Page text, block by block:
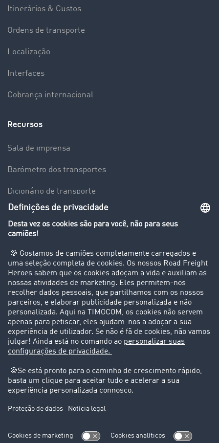
Itinerários & Custos
Ordens de transporte
Localização
Interfaces
Cobrança internacional
Recursos
Sala de imprensa
Barómetro dos transportes
Dicionário de transporte
Visão geral da Bolsa de Cargas
Clientes recomendam clientes
Casos de sucesso
Suporte
Suporte
Avisos legais
Ficha técnica
Condições Gerais